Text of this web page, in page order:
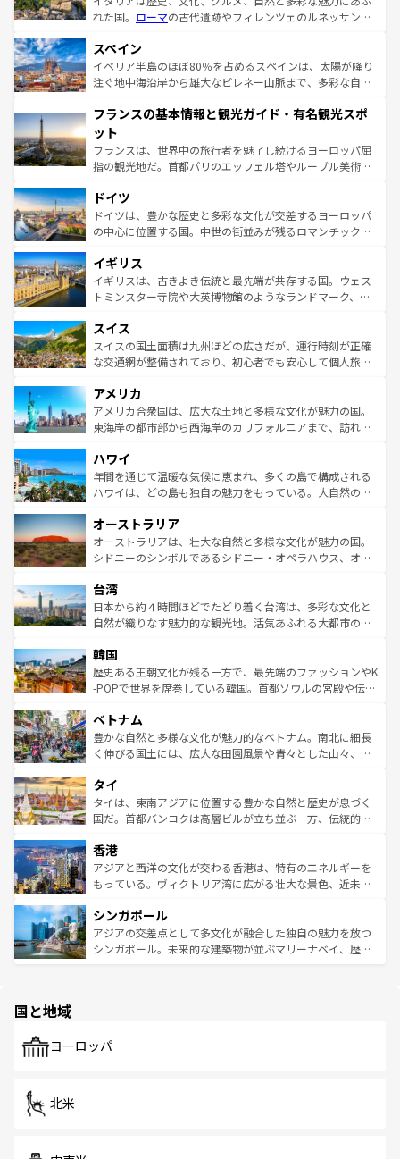
れた国。 ローマの古代遺跡やフィレンツェのルネッサンス
ろん、トスカーナの美しい田園風景やアマルフィ海岸の絶
景など、自然景観も見逃せない。観光の合間には、本場の
ピザやパスタなど、絶品のイタリア料理を堪能することも
ませてくれるイタリアで、忘れられない旅をしてみよう！
なお、新着のイタリア情報は
しい。
スペイン
イベリア半島のほぼ80％を占めるスペインは、太陽が降り
注ぐ地中海沿岸から雄大なピレネー山脈まで、多彩な自然
文化が根付くこの国では、情熱的なフラメンコ、熱気あふ
れる闘牛、そして美味しいタパスが生活の一部となってい
る。首都マドリードの洗練された雰囲気や、バルセロナの
アートに溢れた街角から、地方では古代ローマ遺跡や中世
せる。地方によって風土や気候が異なるスペインはその個
性で訪れる人を魅了する。 なお、新着のスペイン情報は コ
ンテンツ一覧を参照してほしい。
フランスの基本情報と観光ガイド・有名観光スポ
ット
フランスは、世界中の旅行者を魅了し続けるヨーロッパ屈
指の観光地だ。首都パリのエッフェル塔やルーブル美術館
で、幅広い魅力が詰まっている。華麗な宮殿、歴史的な大
聖堂、美しいビーチ、そして豊かな自然が、訪れる者を心
から魅了する。また、フランスは美食の国としても知ら
いる。シャンパンの発祥地であるランス、プロヴァンスの
香り高いラベンダー畑など、多彩な楽しみ方が可能だ。さ
らに、パリ以外の地域にも魅力が溢れており、どの街角に
れる地方に足を運ぶとそれぞれで全く異なる文化を体験で
きるだろう。 なお、新着のフランス情報はコンテンツ一覧
を参照してほしい。
ドイツ
ドイツは、豊かな歴史と多彩な文化が交差するヨーロッパ
の中心に位置する国。中世の街並みが残るロマンチック街
顔を持つこの国は、どこを歩いても飽きることがない。ベ
ルリンの文化的活気、バイエルン州のアルプスの絶景、そ
してライン川沿いのワイン畑といった風景は必見。ビール
は、お酒好きな人にはぜひ体験してほしい。 なお、新着の
ドイツ情報はコンテンツ一覧を参照してほしい。
イギリス
イギリスは、古きよき伝統と最先端が共存する国。ウェス
トミンスター寺院や大英博物館のようなランドマーク、歴
リアごとに異なる魅力がある。また、優雅なアフタヌーン
ティー、ビール好きにはたまらない英国パブ、サッカー観
戦など、本場だからこそできる体験も豊富。イギリスを旅
ンツ一覧を参照してほしい。
スイス
スイスの国土面積は九州ほどの広さだが、運行時刻が正確
な交通網が整備されており、初心者でも安心して個人旅行
の建物がそのまま残る町や、スイスならではのユニークな
博物館もあり、アルプス観光だけでなく町歩きも満喫する
ことができる。国民の所得が高いため物価も高いが、旅行
ば市内交通費無料で観光を楽しむこともできる。 なお、新
着のスイス情報はコンテンツ一覧 を参照してほしい。
アメリカ
アメリカ合衆国は、広大な土地と多様な文化が魅力の国。
東海岸の都市部から西海岸のカリフォルニアまで、訪れる
のような巨大都市は、観光、ショッピング、エンターテイ
ンメントが詰まった刺激的なスポットだ。一方、アメリカ
西部には大自然が広がり、グランドキャニオンやイエロー
部のニューオーリンズでは、音楽と美食が融合した独特の
文化が魅力。旅行者はアメリカの各地域で異なる魅力を楽
しみながら、その多様性と豊かな歴史を感じることができ
ならではの贅沢な旅のスタイルだ。 なお、新着のアメリカ
情報はコンテンツ一覧を参照してほしい。
ハワイ
年間を通じて温暖な気候に恵まれ、多くの島で構成される
ハワイは、どの島も独自の魅力をもっている。大自然の神
ワイ島は見逃せない。また、定番の観光地といえばオアフ
島だが、静かな自然を求めるならマウイ島やカウアイ島が
おすすめ。エメラルドグリーンに輝く海をはじめ、豊かな
れるおもてなしの心で訪れる人々を迎えてくれるハワイの
人々、おいしいローカルフードやハワイアンミュージッ
ク、伝統的なフラダンスなど、すべてがハワイの魅力を彩
ワイを、存分に味わってほしい。 なお、新着のハワイ情報
はコンテンツ一覧を参照してほしい。
オーストラリア
オーストラリアは、壮大な自然と多様な文化が魅力の国。
シドニーのシンボルであるシドニー・オペラハウス、オー
リアリーフや大陸中央部にそびえるウルル（エアーズロッ
ク）、タスマニアの美しい原生林やケアンズの熱帯雨林な
ど、見どころがたくさん。また、カフェやワイン、オージ
いる。アクティビティも充実しており、サーフィンやダイ
ビング、ハイキングなど、アウトドア好きにはたまらな
い。オーストラリアの多彩な魅力を存分に味わいつくそ
参照してほしい。
台湾
日本から約４時間ほどでたどり着く台湾は、多彩な文化と
自然が織りなす魅力的な観光地。活気あふれる大都市の台
ン）、静ひつな山岳地帯である台湾東部など、都市の喧騒
と山間の静けさが共存しており、訪れる人に新しい発見と
驚きをもたらしてくれる。また、奥深い台湾の食文化も魅
容にもいいと評判のスイーツなど、バラエティ豊かな料理
が味わえる。 なお、新着の台湾情報は コンテンツ一覧を参
照してほしい。
韓国
歴史ある王朝文化が残る一方で、最先端のファッションやK
-POPで世界を席巻している韓国。首都ソウルの宮殿や伝統
き、地方に足を延ばせば四季折々の自然美を楽しむことが
できる。そして、キムチや焼肉、絶品のストリートフード
まで、さまざまな韓国料理が待っている。夜には、韓国な
リティに包まれながら、韓国の多彩な魅力を心ゆくまで味
わってみてほしい。 なお、新着の韓国情報はコンテンツ一
覧を参照してほしい。
ベトナム
豊かな自然と多様な文化が魅力的なベトナム。南北に細長
く伸びる国土には、広大な田園風景や青々とした山々、世
急速な発展と共に伝統が息づく。ハノイの古い町並みやホ
ーチミン市のフランス統治時代の建物も、独特の雰囲気を
醸し出している。また、バラエティの豊かさとおいしさで
とつ。フォーやバインミー、ベトナムコーヒーなどは、ぜ
ひ現地で味わいたい。どの地域を訪れてもあたたかい人々
が旅行者を迎えてくれるので、きっと忘れられない旅にな
参照してほしい。
タイ
タイは、東南アジアに位置する豊かな自然と歴史が息づく
国だ。首都バンコクは高層ビルが立ち並ぶ一方、伝統的な
の活気が交差している。北部ではチェンマイなどの山岳地
帯で自然と触れ合い、南部ではプーケットやクラビの美し
いビーチでリゾート気分を楽しむことができる。タイ料理
激する。気候は一年中温暖で、どの季節にも異なる楽しみ
が待っている。親しみやすいタイの人々、仏教を中心とし
た文化、そして多様な観光資源が、訪れる旅人を魅了し続
香港
アジアと西洋の文化が交わる香港は、特有のエネルギーを
もっている。ヴィクトリア湾に広がる壮大な景色、近未来
み、どこを訪れても感動するはず。観光スポットが密集し
ており、効率よく見どころを回れるのも魅力。息をのむよ
うな絶景から文化的な体験まで、香港を存分に楽しみ尽く
シンガポール
アジアの交差点として多文化が融合した独自の魅力を放つ
シンガポール。未来的な建築物が並ぶマリーナベイ、歴史
で、ホーカーズは地元の風情を楽しめる外せないスポット
国と地域
ヨーロッパ
北米